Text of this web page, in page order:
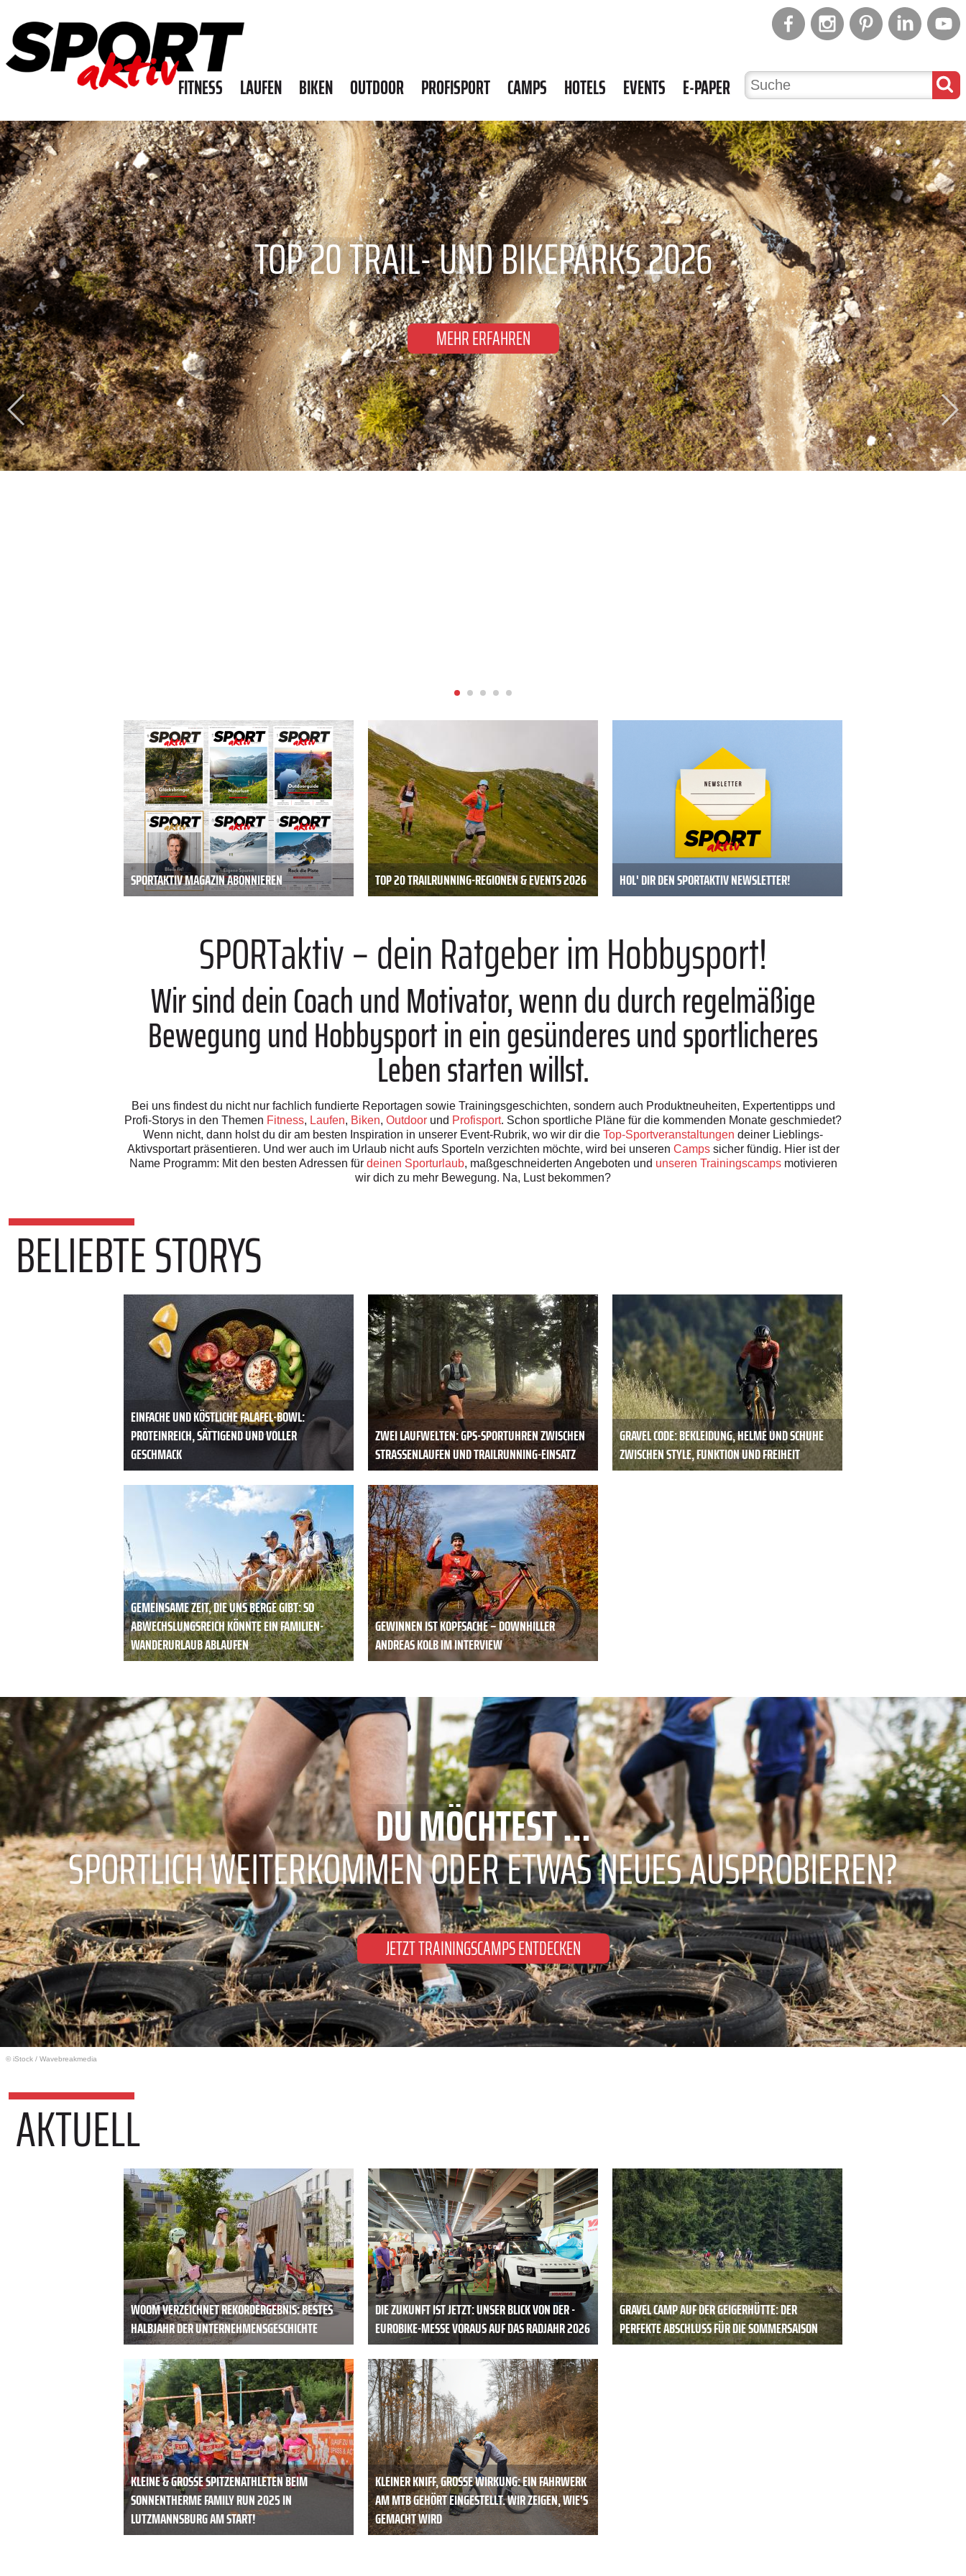
FITNESS LAUFEN BIKEN OUTDOOR PROFISPORT CAMPS HOTELS EVENTS E-PAPER
TOP 20 TRAIL- UND BIKEPARKS 2026
MEHR ERFAHREN
SPORTAKTIV MAGAZIN ABONNIEREN TOP 20 TRAILRUNNING-REGIONEN & EVENTS 2026 HOL' DIR DEN SPORTAKTIV NEWSLETTER!
SPORTaktiv – dein Ratgeber im Hobbysport!
Wir sind dein Coach und Motivator, wenn du durch regelmäßige
Bewegung und Hobbysport in ein gesünderes und sportlicheres
Leben starten willst.
Bei uns findest du nicht nur fachlich fundierte Reportagen sowie Trainingsgeschichten, sondern auch Produktneuheiten, Expertentipps und
Profi-Storys in den Themen Fitness, Laufen, Biken, Outdoor und Profisport. Schon sportliche Pläne für die kommenden Monate geschmiedet?
Wenn nicht, dann holst du dir am besten Inspiration in unserer Event-Rubrik, wo wir dir die Top-Sportveranstaltungen deiner Lieblings-
Aktivsportart präsentieren. Und wer auch im Urlaub nicht aufs Sporteln verzichten möchte, wird bei unseren Campssicher fündig. Hier ist der
Name Programm: Mit den besten Adressen für deinen Sporturlaub, maßgeschneiderten Angeboten und unseren Trainingscamps motivieren
wir dich zu mehr Bewegung. Na, Lust bekommen?
BELIEBTE STORYS
EINFACHE UND KÖSTLICHE FALAFEL-BOWL:
PROTEINREICH, SÄTTIGEND UND VOLLER
GESCHMACK
ZWEI LAUFWELTEN: GPS-SPORTUHREN ZWISCHEN
STRASSENLAUFEN UND TRAILRUNNING-EINSATZ
GRAVEL CODE: BEKLEIDUNG, HELME UND SCHUHE
ZWISCHEN STYLE, FUNKTION UND FREIHEIT
GEMEINSAME ZEIT, DIE UNS BERGE GIBT: SO
ABWECHSLUNGSREICH KÖNNTE EIN FAMILIEN-
WANDERURLAUB ABLAUFEN
GEWINNEN IST KOPFSACHE – DOWNHILLER
ANDREAS KOLB IM INTERVIEW
© iStock / Wavebreakmedia
DU MÖCHTEST ...
SPORTLICH WEITERKOMMEN ODER ETWAS NEUES AUSPROBIEREN?
JETZT TRAININGSCAMPS ENTDECKEN
AKTUELL
WOOM VERZEICHNET REKORDERGEBNIS: BESTES
HALBJAHR DER UNTERNEHMENSGESCHICHTE
DIE ZUKUNFT IST JETZT: UNSER BLICK VON DER ­
EUROBIKE-MESSE VORAUS AUF DAS RADJAHR 2026
GRAVEL CAMP AUF DER GEIGERHÜTTE: DER
PERFEKTE ABSCHLUSS FÜR DIE SOMMERSAISON
KLEINE & GROSSE SPITZENATHLETEN BEIM S
ONNENTHERME FAMILY RUN 2025 IN L
UTZMANNSBURG AM START!
KLEINER KNIFF, GROSSE WIRKUNG: EIN FAHRWERK A
M MTB GEHÖRT EINGESTELLT. WIR ZEIGEN, WIE'S G
EMACHT WIRD